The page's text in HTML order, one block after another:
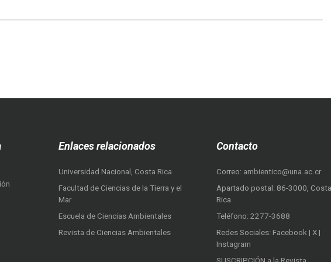
Enlaces relacionados
Universidad Nacional, Costa Rica
Facultad de Ciencias de la Tierra y el
Mar
Escuela de Ciencias Ambientales
Revista de Ciencias Ambientales
Contacto
Correo: ambientico@una.ac.cr
Apartado postal: 86-3000, Costa
Rica
Teléfono: 2277-3688
Redes Sociales: Facebook | X |
Instagram